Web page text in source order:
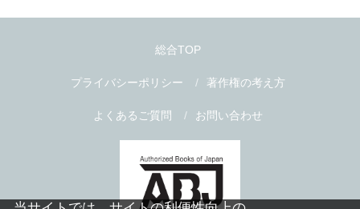
総合TOP
プライバシーポリシー 著作権の考え方
よくあるご質問 お問い合わせ